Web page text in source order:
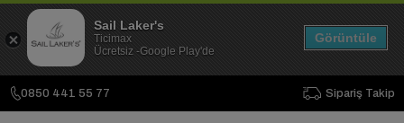
0850 441 55 77 Sipariş Takip
Sail Laker's
Ticimax
Ücretsiz -Google Play'de
Görüntüle